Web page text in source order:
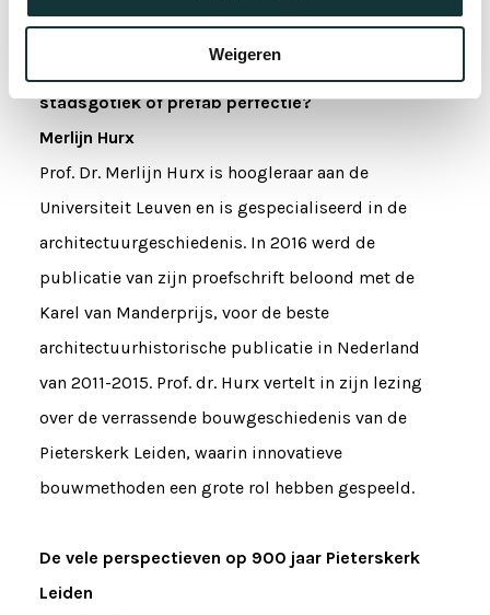
Weigeren
Kathedralen in de polder – Provinciale
stadsgotiek of prefab perfectie?
Merlijn Hurx
Prof. Dr. Merlijn Hurx is hoogleraar aan de
Universiteit Leuven en is gespecialiseerd in de
architectuurgeschiedenis. In 2016 werd de
publicatie van zijn proefschrift beloond met de
Karel van Manderprijs, voor de beste
architectuurhistorische publicatie in Nederland
van 2011-2015. Prof. dr. Hurx vertelt in zijn lezing
over de verrassende bouwgeschiedenis van de
Pieterskerk Leiden, waarin innovatieve
bouwmethoden een grote rol hebben gespeeld.
De vele perspectieven op 900 jaar Pieterskerk
Leiden